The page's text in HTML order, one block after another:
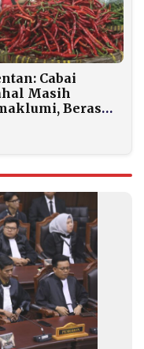
Cabai
Masih
Beras